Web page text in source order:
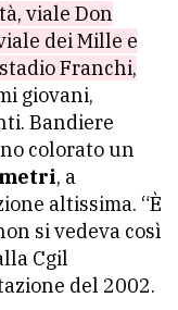
viale Don
dei Mille e
Franchi,
giovani,
Bandiere
colorato un
, a
altissima. “È
si vedeva così
Cgil
del 2002.